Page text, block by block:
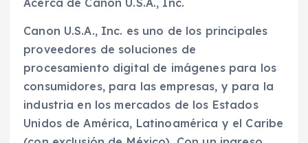
Acerca de Canon U.S.A., Inc.
Canon U.S.A., Inc. es uno de los principales
proveedores de soluciones de
procesamiento digital de imágenes para los
consumidores, para las empresas, y para la
industria en los mercados de los Estados
Unidos de América, Latinoamérica y el Caribe